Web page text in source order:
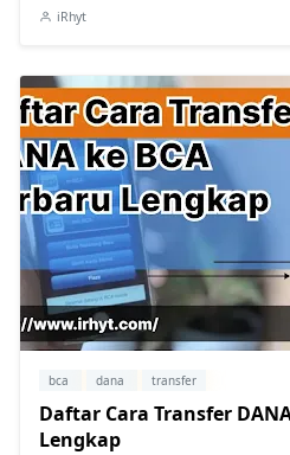
iRhyt
bca dana transfer
Daftar Cara Transfer
Lengkap